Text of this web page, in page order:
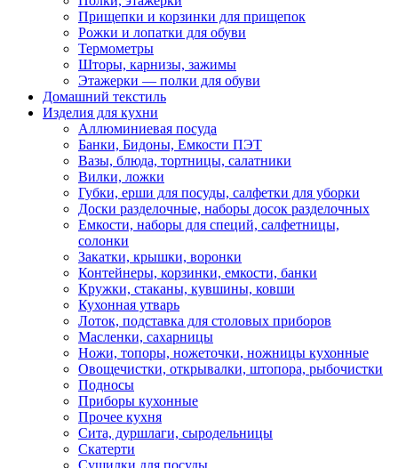
Прищепки и корзинки для прищепок
Рожки и лопатки для обуви
Термометры
Шторы, карнизы, зажимы
Этажерки — полки для обуви
Домашний текстиль
Изделия для кухни
Аллюминиевая посуда
Банки, Бидоны, Емкости ПЭТ
Вазы, блюда, тортницы, салатники
Вилки, ложки
Губки, ерши для посуды, салфетки для уборки
Доски разделочные, наборы досок разделочных
Емкости, наборы для специй, салфетницы,
солонки
Закатки, крышки, воронки
Контейнеры, корзинки, емкости, банки
Кружки, стаканы, кувшины, ковши
Кухонная утварь
Лоток, подставка для столовых приборов
Масленки, сахарницы
Ножи, топоры, ножеточки, ножницы кухонные
Овощечистки, открывалки, штопора, рыбочистки
Подносы
Приборы кухонные
Прочее кухня
Сита, дуршлаги, сыродельницы
Скатерти
Сушилки для посуды